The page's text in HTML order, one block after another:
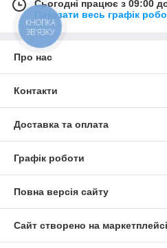
Сьогодні працює з 09:00
Показати весь графік
Про нас
Контакти
Доставка та оплата
Графік роботи
Повна версія сайту
Сайт створено на маркетплейсі
КНОПКА
ЗВ'ЯЗКУ